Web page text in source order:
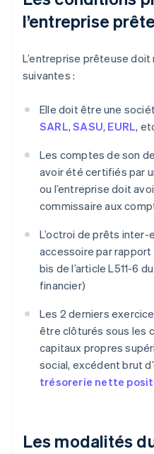
l’entreprise
L’entreprise prêteuse
suivantes :
Elle doit être une
SARL,SASU, EURL,
Les comptes de son
avoir été certifiés par
ou l’entreprise doit
commissaire aux
L’octroi de prêts
accessoire par
bis de l’article L511-6
financier)
Les 2 derniers
être clôturés sous les
capitaux propres
social, excédent brut
trésorerie nette
Les modalités